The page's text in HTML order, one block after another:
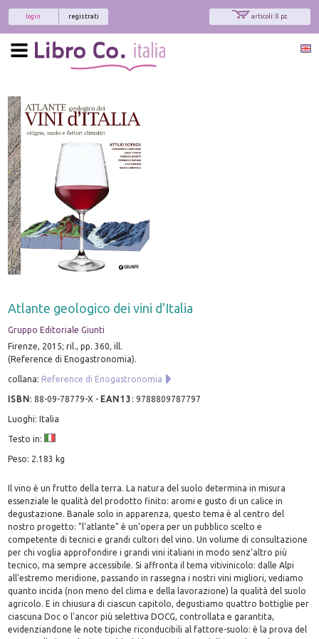
articoli: 0 pz.
registrati
login
Atlante geologico dei vini d'Italia
Gruppo Editoriale Giunti
Firenze, 2015; ril., pp. 360, ill.
(Reference di Enogastronomia).
collana: Reference di Enogastronomia
ISBN:88-09-78779-X - EAN13 :9788809787797
Luoghi: Italia
Testo in:
Peso: 2.183 kg
Il vino è un frutto della terra. La natura del suolo determina in misura
essenziale le qualità del prodotto finito: aromi e gusto di un calice in
degustazione. Banale solo in apparenza, questo tema è al centro del
nostro progetto: "l'atlante" è un'opera per un pubblico scelto e
competente di tecnici e grandi cultori del vino. Un volume di consultazione
per chi voglia approfondire i grandi vini italiani in modo senz'altro più
tecnico, ma sempre accessibile. Si affronta il tema vitivinicolo: dalle Alpi
all'estremo meridione, passando in rassegna i nostri vini migliori, vediamo
quanto incida (non meno del clima e della lavorazione) la qualità del suolo
agricolo. E in chiusura di ciascun capitolo, degustiamo quattro bottiglie per
ciascuna Doc o l'ancor più selettiva DOCG, controllata e garantita,
evidenziandone le note tipiche riconducibili al fattore-suolo: è la prova del